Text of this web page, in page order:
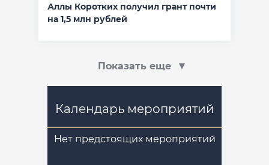
Аллы Коротких получил грант почти
на 1,5 млн рублей
Показать еще
Календарь мероприятий
Нет предстоящих мероприятий